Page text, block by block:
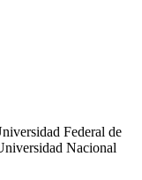
Federal de
Nacional